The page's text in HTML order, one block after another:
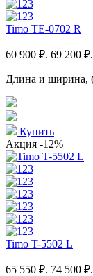
Timo TE-0702 R
60 900 ₽. 69 200 ₽.
Длина и ширина,
Купить
Акция -12%
Timo T-5502 L
65 550 ₽. 74 500 ₽.